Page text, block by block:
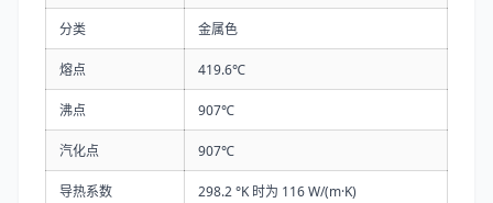
分类 金属色
熔点 419.6℃
沸点 907℃
汽化点 907℃
导热系数 298.2 °K 时为 116 W/(m·K)